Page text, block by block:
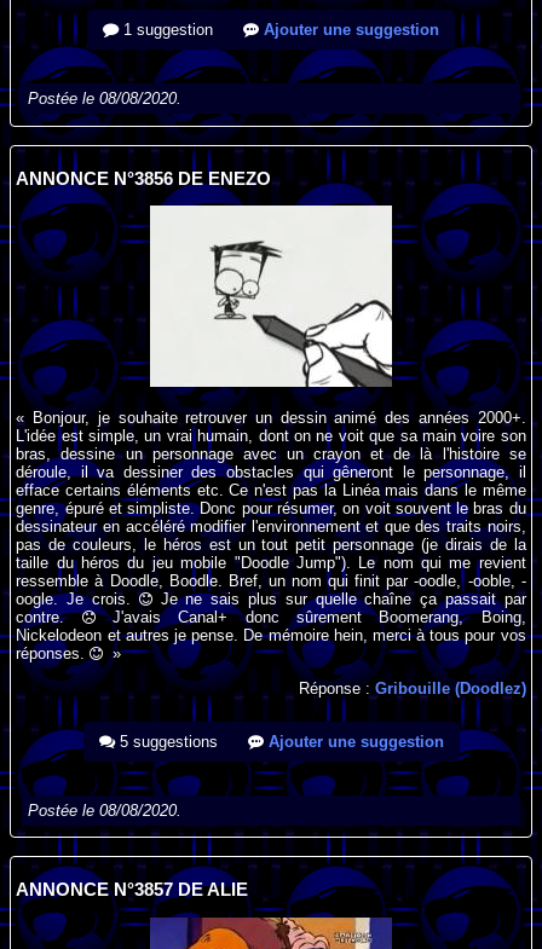
1 suggestion Ajouter une suggestion
Postée le 08/08/2020.
ANNONCE N°3856 DE ENEZO
« Bonjour, je souhaite retrouver un dessin animé des années 2000+.
L'idée est simple, un vrai humain, dont on ne voit que sa main voire son
bras, dessine un personnage avec un crayon et de là l'histoire se
déroule, il va dessiner des obstacles qui gêneront le personnage, il
efface certains éléments etc. Ce n'est pas la Linéa mais dans le même
genre, épuré et simpliste. Donc pour résumer, on voit souvent le bras du
dessinateur en accéléré modifier l'environnement et que des traits noirs,
pas de couleurs, le héros est un tout petit personnage (je dirais de la
taille du héros du jeu mobile "Doodle Jump"). Le nom qui me revient
ressemble à Doodle, Boodle. Bref, un nom qui finit par -oodle, -ooble, -
oogle. Je crois.
Je ne sais plus sur quelle chaîne ça passait par
contre.
J'avais Canal+ donc sûrement Boomerang, Boing,
Nickelodeon et autres je pense. De mémoire hein, merci à tous pour vos
réponses.
»
Réponse : Gribouille (Doodlez)
5 suggestions Ajouter une suggestion
Postée le 08/08/2020.
ANNONCE N°3857 DE ALIE